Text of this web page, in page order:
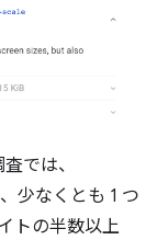
では、
少なくとも 1 つ
トの半数以上